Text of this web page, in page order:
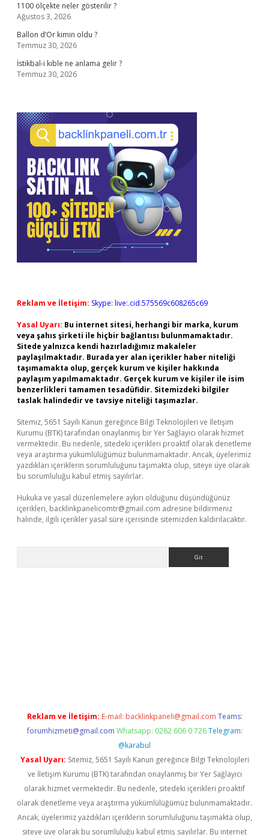
1100 ölçekte neler gösterilir ?
Ağustos 3, 2026
Ballon d’Or kimin oldu ?
Temmuz 30, 2026
İstikbal-i kıble ne anlama gelir ?
Temmuz 30, 2026
Reklam ve İletişim: Skype: live:.cid.575569c608265c69
Yasal Uyarı: Bu internet sitesi, herhangi bir marka, kurum
veya şahıs şirketi ile hiçbir bağlantısı bulunmamaktadır.
Sitede yalnızca kendi hazırladığımız makaleler
paylaşılmaktadır. Burada yer alan içerikler haber niteliği
taşımamakta olup, gerçek kurum ve kişiler hakkında
paylaşım yapılmamaktadır. Gerçek kurum ve kişiler ile isim
benzerlikleri tamamen tesadüfidir. Sitemizdeki bilgiler
taslak halindedir ve tavsiye niteliği taşımazlar.
Sitemiz, 5651 Sayılı Kanun gereğince Bilgi Teknolojileri ve İletişim
Kurumu (BTK) tarafından onaylanmış bir Yer Sağlayıcı olarak hizmet
vermektedir. Bu nedenle, sitedeki içerikleri proaktif olarak denetleme
veya araştırma yükümlülüğümüz bulunmamaktadır. Ancak, üyelerimiz
yazdıkları içeriklerin sorumluluğunu taşımakta olup, siteye üye olarak
bu sorumluluğu kabul etmiş sayılırlar.
Hukuka ve yasal düzenlemelere aykırı olduğunu düşündüğünüz
içerikleri, backlinkpanelicomtr@gmail.com adresine bildirmeniz
halinde, ilgili içerikler yasal süre içerisinde sitemizden kaldırılacaktır.
Reklam ve İletişim: E-mail: backlinkpaneli@gmail.com Teams:
forumhizmeti@gmail.com Whatsapp: 0262 606 0 726 Telegram:
@karabul
Yasal Uyarı: Sitemiz, 5651 Sayılı Kanun gereğince Bilgi Teknolojileri
ve İletişim Kurumu (BTK) tarafından onaylanmış bir Yer Sağlayıcı
olarak hizmet vermektedir. Bu nedenle, sitedeki içerikleri proaktif
olarak denetleme veya araştırma yükümlülüğümüz bulunmamaktadır.
Ancak, üyelerimiz yazdıkları içeriklerin sorumluluğunu taşımakta olup,
siteye üye olarak bu sorumluluğu kabul etmiş sayılırlar. Bu internet